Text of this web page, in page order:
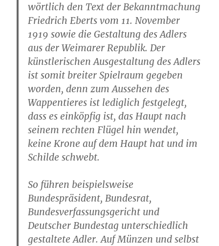
wörtlich den Text der Bekanntmachung
Friedrich Eberts vom 11. November
1919 sowie die Gestaltung des Adlers
aus der Weimarer Republik. Der
künstlerischen Ausgestaltung des Adlers
ist somit breiter Spielraum gegeben
worden, denn zum Aussehen des
Wappentieres ist lediglich festgelegt,
dass es einköpfig ist, das Haupt nach
seinem rechten Flügel hin wendet,
keine Krone auf dem Haupt hat und im
Schilde schwebt.
So führen beispielsweise
Bundespräsident, Bundesrat,
Bundesverfassungsgericht und
Deutscher Bundestag unterschiedlich
gestaltete Adler. Auf Münzen und selbst